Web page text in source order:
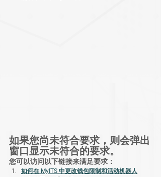
如果您尚未符合要求，则会弹出
窗口显示未符合的要求。
您可以访问以下链接来满足要求：
如何在 MyITS 中更改钱包限制和活动机器人